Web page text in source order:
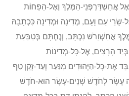
אֶל אֲחַשְׁדַּרְפְּנֵי-הַמֶּלֶךְ וְאֶל-הַפַּחוֹת
שָׂרֵי עַם וָעָם, מְדִינָה וּמְדִינָה כִּכְתָבָהּ
אֲחַשְׁוֵרֹשׁ נִכְתָּב, וְנֶחְתָּם בְּטַבַּעַת
הָרָצִים, אֶל-כָּל-מְדִינוֹת
אֶת-כָּל-הַיְּהוּדִים מִנַּעַר וְעַד-זָקֵן טַף
עָשָׂר לְחֹדֶשׁ שְׁנֵים-עָשָׂר הוּא-חֹדֶשׁ